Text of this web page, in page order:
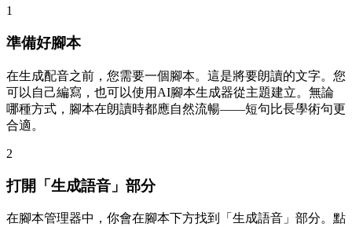
1
準備好腳本
在生成配音之前，您需要一個腳本。這是將要朗讀的文字。您
可以自己編寫，也可以使用AI腳本生成器從主題建立。無論
哪種方式，腳本在朗讀時都應自然流暢——短句比長學術句更
合適。
2
打開「生成語音」部分
在腳本管理器中，你會在腳本下方找到「生成語音」部分。點